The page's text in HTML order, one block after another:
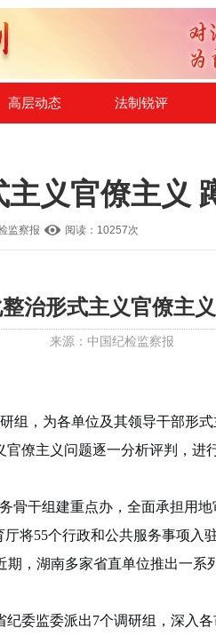
高层动态 法制锐评
义官僚主义
监察报 阅读：10257次
治形式主义官僚主
来源： 中国纪检监察报
，为各单位及其领导干部形式
僚主义问题逐一分析评判，进
干组建重点办，全面承担用地
厅将55个行政和公共服务事项入
，湖南多家省直单位推出一系
委监委派出7个调研组，深入各